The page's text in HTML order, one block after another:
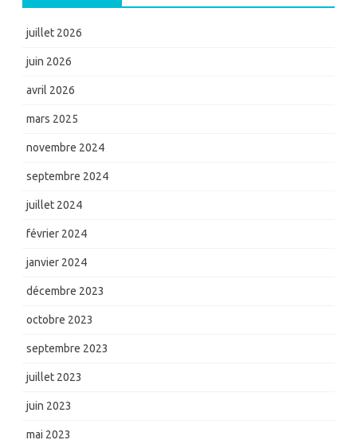
juillet 2026
juin 2026
avril 2026
mars 2025
novembre 2024
septembre 2024
juillet 2024
février 2024
janvier 2024
décembre 2023
octobre 2023
septembre 2023
juillet 2023
juin 2023
mai 2023